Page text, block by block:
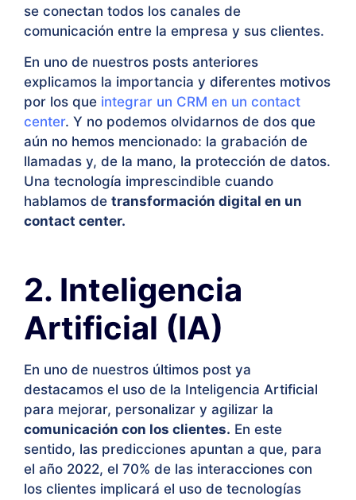
se conectan todos los canales de
comunicación entre la empresa y sus clientes.
En uno de nuestros posts anteriores
explicamos la importancia y diferentes motivos
por los que integrar un CRM en un contact
center. Y no podemos olvidarnos de dos que
aún no hemos mencionado: la grabación de
llamadas y, de la mano, la protección de datos.
Una tecnología imprescindible cuando
hablamos de transformación digital en un
contact center.
2. Inteligencia
Artificial (IA)
En uno de nuestros últimos post ya
destacamos el uso de la Inteligencia Artificial
para mejorar, personalizar y agilizar la
comunicación con los clientes. En este
sentido, las predicciones apuntan a que, para
el año 2022, el 70% de las interacciones con
los clientes implicará el uso de tecnologías